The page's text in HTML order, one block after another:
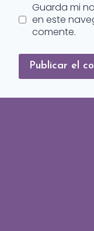
Guarda mi
en este
comente.